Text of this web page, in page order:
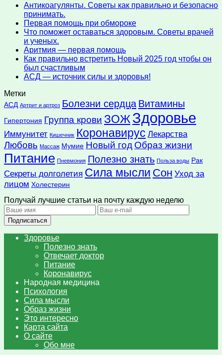
Антикоагулянты. Советы как правильно и безопасно
принимать.
Первая помощь при обмороке
Что поможет оставаться здоровым. Советы врачей
и ученых.
Аритмия — первая помощь
Как правильно встретить Новый 2025 год чтобы он
был счастливым
АСД — источник силы и здоровья!
Метки
АСД Артрит и артроз Болезни сердца Витамины
Гипертония Группа крови ЗОЖЗдоровье
Иммунитет Кишечник Коронавирус Лекарства
Любовь Массаж Мумие Новый год Образ жизни
Питание Пневмония Полезно знать Польза воды Рак
Секреты долголетия Сила мысли Сон Уход за
лицом Холестерин
Получай лучшие статьи на почту каждую неделю
Подписаться
Здоровье
Полезно знать
Отвечает доктор
Питание
Коронавирус
Народная медицина
Психология
Сила мысли
Образ жизни
Это интересно
Карта сайта
О сайте
Обо мне